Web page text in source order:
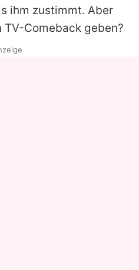
ihm zustimmt. Aber
Comeback geben?